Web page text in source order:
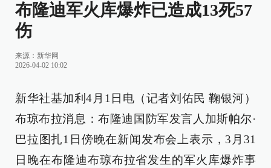
布隆迪军火库爆炸已造成13死57
伤
来源： 新华网
2026-04-02 10:02
新华社基加利4月1日电（记者刘佑民 鞠银河）
布琼布拉消息：布隆迪国防军发言人加斯帕尔·
巴拉图扎1日傍晚在新闻发布会上表示，3月31
日晚在布隆迪布琼布拉省发生的军火库爆炸事